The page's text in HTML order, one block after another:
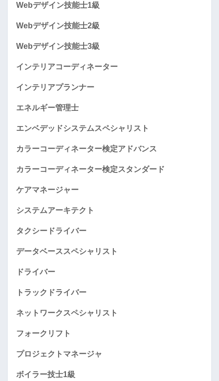
Webデザイン技能士1級
Webデザイン技能士2級
Webデザイン技能士3級
インテリアコーディネーター
インテリアプランナー
エネルギー管理士
エンベデッドシステムスペシャリスト
カラーコーディネーター検定アドバンス
カラーコーディネーター検定スタンダード
ケアマネージャー
システムアーキテクト
タクシードライバー
データベーススペシャリスト
ドライバー
トラックドライバー
ネットワークスペシャリスト
フォークリフト
プロジェクトマネージャ
ボイラー技士1級